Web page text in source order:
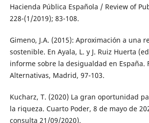
Hacienda Pública Española / Review of
228-(1/2019); 83-108.
Gimeno, J.A. (2015): Aproximación a una
sostenible. En Ayala, L. y J. Ruiz Huerta
informe sobre la desigualdad en España.
Alternativas, Madrid, 97-103.
Kucharz, T. (2020) La gran oportunidad
la riqueza. Cuarto Poder, 8 de mayo de
consulta 21/09/2020).